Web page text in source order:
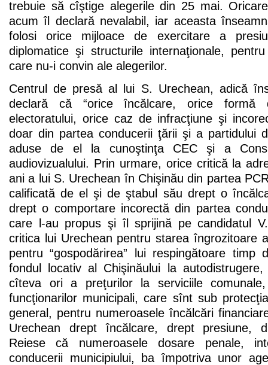
trebuie să cîştige alegerile din 25 mai.
acum îl declară nevalabil, iar aceasta
folosi orice mijloace de exercitare a
diplomatice şi structurile internaţionale,
care nu-i convin ale alegerilor.
Centrul de presă al lui S. Urechean, adică
declară că “orice încălcare, orice formă
electoratului, orice caz de infracţiune şi
doar din partea conducerii ţării şi a partidului
aduse de el la cunoştinţa CEC şi a
audiovizualului. Prin urmare, orice critică la
ani a lui S. Urechean în Chişinău din partea
calificată de el şi de ştabul său drept o
drept o comportare incorectă din partea
care l-au propus şi îl sprijină pe candidatul
critica lui Urechean pentru starea îngrozitoare
pentru “gospodărirea” lui respingătoare
fondul locativ al Chişinăului la
cîteva ori a preţurilor la serviciile comunale,
funcţionarilor municipali, care sînt sub
general, pentru numeroasele încălcări
Urechean drept încălcare, drept presiune,
Reiese că numeroasele dosare penale,
conducerii municipiului, ba împotriva unor